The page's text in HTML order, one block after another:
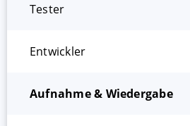
Tester
Entwickler
Aufnahme & Wiedergabe